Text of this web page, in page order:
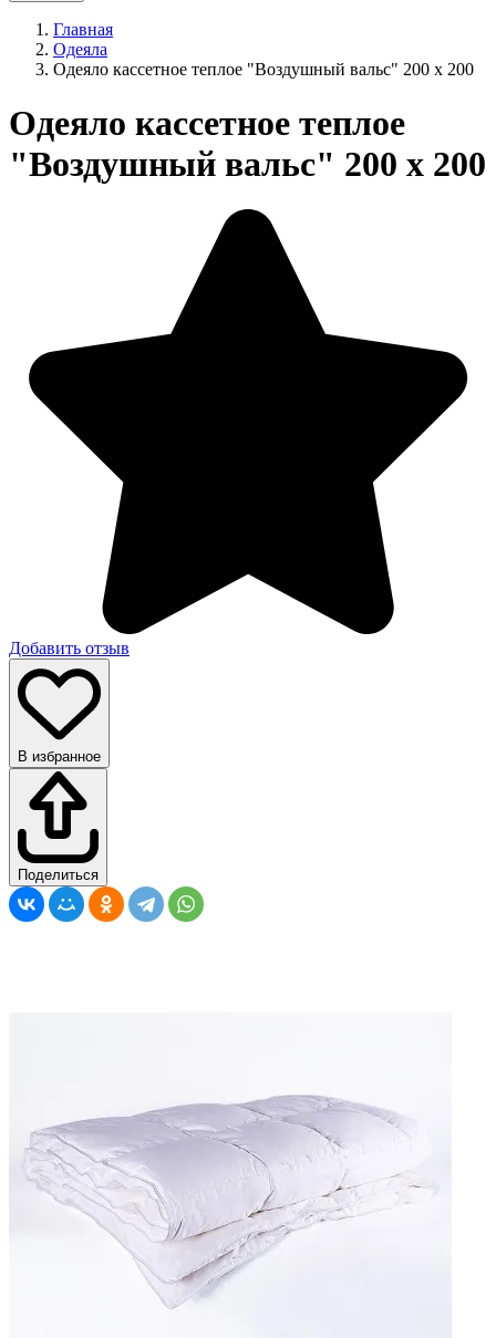
Главная
Одеяла
Одеяло кассетное теплое "Воздушный вальс" 200 х 200
Одеяло кассетное теплое
"Воздушный вальс" 200 х 200
Добавить отзыв
В избранное
Поделиться